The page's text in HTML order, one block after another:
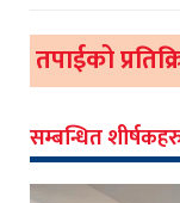
तपाईको
सम्बन्धित